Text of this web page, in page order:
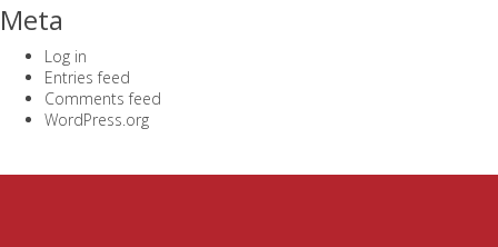
Meta
Log in
Entries feed
Comments feed
WordPress.org